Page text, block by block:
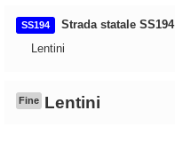
SS194
Strada statale SS194
Lentini
Fine Lentini